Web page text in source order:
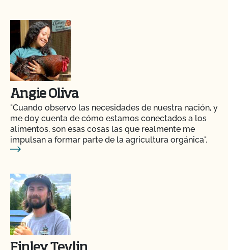
Angie Oliva
"Cuando observo las necesidades de nuestra nación, y
me doy cuenta de cómo estamos conectados a los
alimentos, son esas cosas las que realmente me
impulsan a formar parte de la agricultura orgánica".